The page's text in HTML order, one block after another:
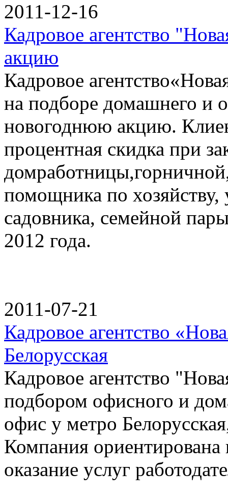
2011-12-16
Кадровое агентство
акцию
Кадровое
на подборе домашнего и
новогоднюю акцию.
процентная скидка при
помощника по
садовника, семейной
2012 года.
2011-07-21
Кадровое агентство
Белорусская
Кадровое агентство
подбором офисного и
офис у метро
Компания ориентирована
оказание услуг